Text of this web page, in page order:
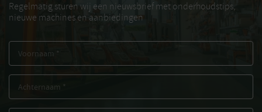
Regelmatig sturen wij een nieuwsbrief met onderhoudstips,
nieuwe machines en aanbiedingen